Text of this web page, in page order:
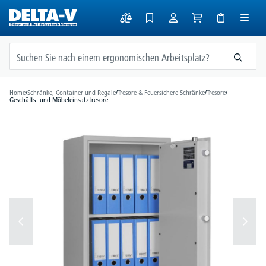
springen
Home/Schränke, Container und Regale/Tresore & Feuersichere Schränke/Tresore/
Geschäfts- und Möbeleinsatztresore